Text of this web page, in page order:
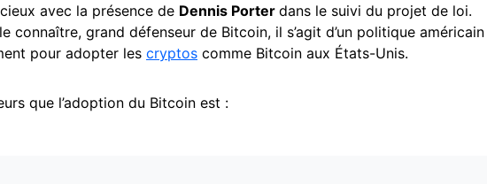
avec la présence de Dennis Porter dans le suivi du projet de loi.
connaître, grand défenseur de Bitcoin, il s’agit d’un politique américain
pour adopter les cryptos comme Bitcoin aux États-Unis.
que l’adoption du Bitcoin est :